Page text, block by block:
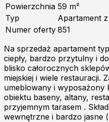
Powierzchnia 59 m²
Typ
Apartament
Numer oferty 851
Na sprzedaż apartament
ciepły, bardzo przytulny i
blisko całorocznych
miejskiej i wiele restauracji.
umeblowany i wyposażony
obiektu baseny, altany,
przyjemnym tarasem .
wewnętrzne i bardzo jasne